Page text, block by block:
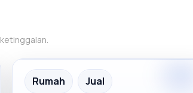
Recommended
Rumah Jual